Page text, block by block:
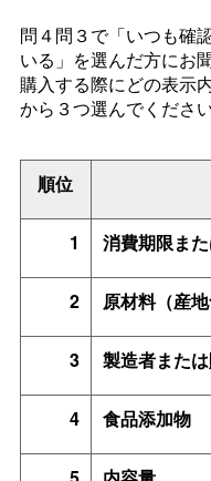
問４問３で「いつも確
いる」を選んだ方にお
購入する際にどの表示
から３つ選んでください
順位
1 消費期限ま
2 原材料（産地
3 製造者また
4 食品添加物